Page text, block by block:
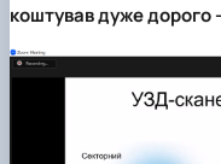
коштував дуже дорого